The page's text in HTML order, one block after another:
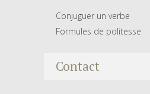
Conjuguer un verbe
Formules de politesse
Contact